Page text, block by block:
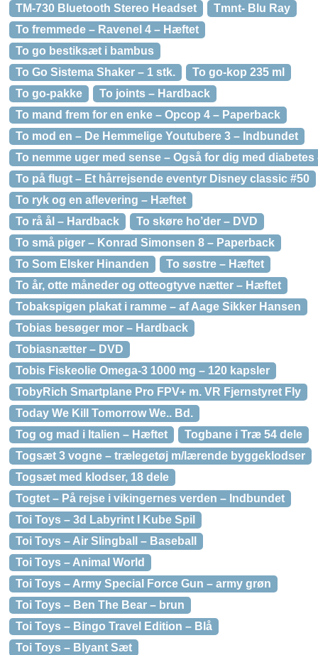
TM-730 Bluetooth Stereo Headset
Tmnt- Blu Ray
To fremmede – Ravenel 4 – Hæftet
To go bestiksæt i bambus
To Go Sistema Shaker – 1 stk.
To go-kop 235 ml
To go-pakke
To joints – Hardback
To mand frem for en enke – Opcop 4 – Paperback
To mod en – De Hemmelige Youtubere 3 – Indbundet
To nemme uger med sense – Også for dig med
To på flugt – Et hårrejsende eventyr Disney classic #50
To ryk og en aflevering – Hæftet
To rå ål – Hardback
To skøre ho’der – DVD
To små piger – Konrad Simonsen 8 – Paperback
To Som Elsker Hinanden
To søstre – Hæftet
To år, otte måneder og otteogtyve nætter – Hæftet
Tobakspigen plakat i ramme – af Aage Sikker Hansen
Tobias besøger mor – Hardback
Tobiasnætter – DVD
Tobis Fiskeolie Omega-3 1000 mg – 120 kapsler
TobyRich Smartplane Pro FPV+ m. VR Fjernstyret Fly
Today We Kill Tomorrow We.. Bd.
Tog og mad i Italien – Hæftet
Togbane i Træ 54 dele
Togsæt 3 vogne – trælegetøj m/lærende byggeklodser
Togsæt med klodser, 18 dele
Togtet – På rejse i vikingernes verden – Indbundet
Toi Toys – 3d Labyrint I Kube Spil
Toi Toys – Air Slingball – Baseball
Toi Toys – Animal World
Toi Toys – Army Special Force Gun – army grøn
Toi Toys – Ben The Bear – brun
Toi Toys – Bingo Travel Edition – Blå
Toi Toys – Blyant Sæt